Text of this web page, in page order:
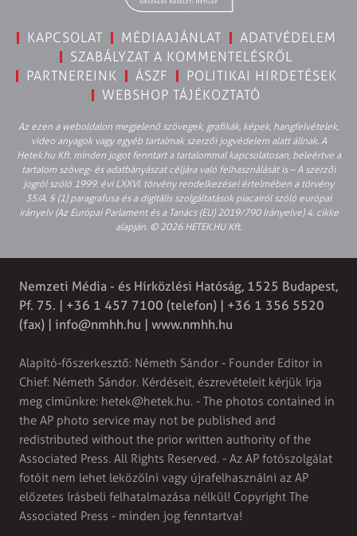
KAPCSOLAT MÉDIAAJÁNLAT
ADATVÉDELEM
SZABÁLYZAT A KOMMENTELÉSRŐL
PARTNEREINK
ÁSZF
POLITIKAI HIRDETÉSEK
WEBSHOP TÁJÉKOZTATÓ
Az ezen a weboldalon megjelenő szövegek, grafikák, képek, hangfelvételek,
video anyagok vagy egyéb tartalmak szerzői jogvédelem alatt állnak. A
Hetek.hu Kft. minden jogot fenntart a tartalommal kapcsolatosan, beleértve a
tartalom szöveg- és adatbányászat céljára való felhasználását is – A szerzői
jogról szóló 1999. évi LXXVI. törvény rendelkezései értelmében a törvény
35/A. § (1) paragrafusa és a digitális szolgáltatások piacairól szóló európai
irányelv (Az Európai Parlament és a Tanács (EU) 2019/790 Irányelve) 4. cikke
alapján. © 2026 HETEK.HU Kft.
Nemzeti Média - és Hírközlési Hatóság, 1525 Budapest,
Pf. 75. | +36 1 457 7100 (telefon) | +36 1 356 5520
(fax) | info@nmhh.hu | www.nmhh.hu
Alapító-főszerkesztő: Németh Sándor - Founder Editor in
Chief: Németh Sándor. Kérdéseit, észrevételeit kérjük írja
meg címünkre: hetek@hetek.hu. - The photos contained in
the AP photo service may not be published and
redistributed without the prior written authority of the
Associated Press. All Rights Reserved. - Az AP fotószolgálat
fotóit nem lehet leközölni vagy újrafelhasználni az AP
előzetes írásbeli felhatalmazása nélkül! Copyright The
Associated Press - minden jog fenntartva!